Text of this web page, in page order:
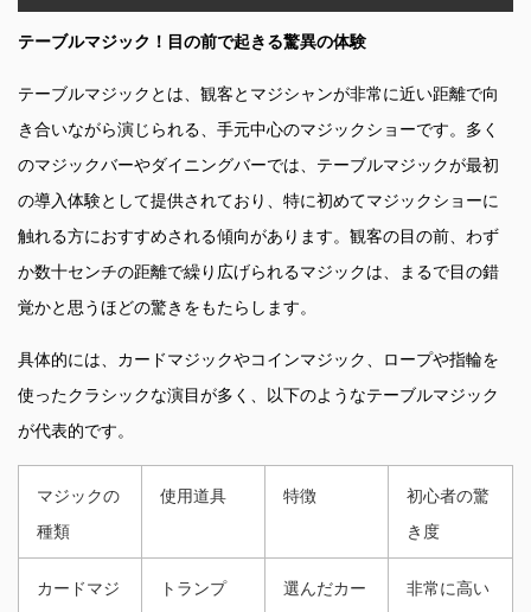
テーブルマジック！目の前で起きる驚異の体験
テーブルマジックとは、観客とマジシャンが非常に近い距離で向
き合いながら演じられる、手元中心のマジックショーです。多く
のマジックバーやダイニングバーでは、テーブルマジックが最初
の導入体験として提供されており、特に初めてマジックショーに
触れる方におすすめされる傾向があります。観客の目の前、わず
か数十センチの距離で繰り広げられるマジックは、まるで目の錯
覚かと思うほどの驚きをもたらします。
具体的には、カードマジックやコインマジック、ロープや指輪を
使ったクラシックな演目が多く、以下のようなテーブルマジック
が代表的です。
マジックの
種類
使用道具 特徴
初心者の驚
き度
カードマジ
トランプ
選んだカー
非常に高い